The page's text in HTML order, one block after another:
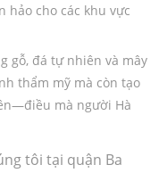
hảo cho các khu vực
gỗ, đá tự nhiên và mây
thẩm mỹ mà còn tạo
mà người Hà
tôi tại quận Ba